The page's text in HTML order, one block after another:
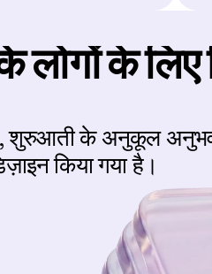
लोगों के
शुरुआती के अनुकूल
किया गया है।